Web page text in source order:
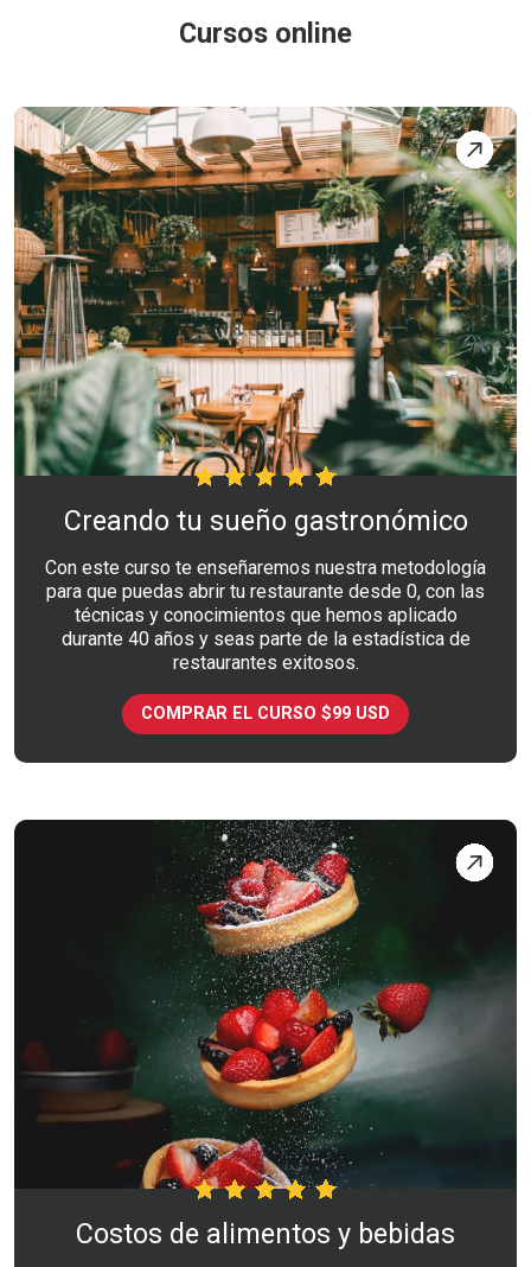
Cursos online
Creando tu sueño gastronómico
Con este curso te enseñaremos nuestra metodología
para que puedas abrir tu restaurante desde 0, con las
técnicas y conocimientos que hemos aplicado
durante 40 años y seas parte de la estadística de
restaurantes exitosos.
COMPRAR EL CURSO $99 USD
Costos de alimentos y bebidas